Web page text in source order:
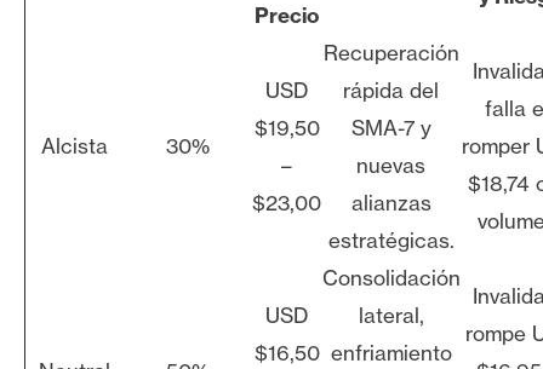
Precio
Alcista 30%
USD
$19,50
–
$23,00
Recuperación
rápida del
SMA-7 y
nuevas
alianzas
estratégicas.
falla
romper
$18,74
USD
$16,50
Consolidación
lateral,
enfriamiento
rompe